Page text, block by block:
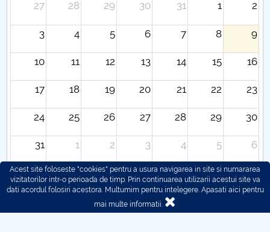
27
28 29 30 31 1 2
3 4 5 6 7 8 9
10 11 12 13 14 15 16
17 18 19 20 21 22 23
24 25 26 27 28 29 30
31 1 2 3 4 5 6
Acest site foloseste "cookies" pentru a usura navigarea in site si numararea
vizitatorilor intr-o perioada de timp. Prin continuarea utilizarii acestui site va
dati acordul folosiri acestora. Multumim pentru intelegere. Apasati aici pentru
mai multe informatii.